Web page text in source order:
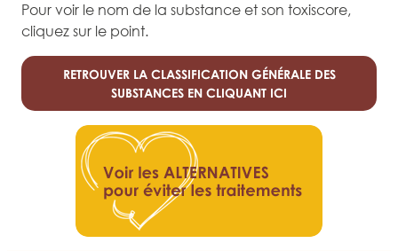
Pour voir le nom de la substance et son toxiscore,
cliquez sur le point.
RETROUVER LA CLASSIFICATION GÉNÉRALE DES
SUBSTANCES EN CLIQUANT ICI